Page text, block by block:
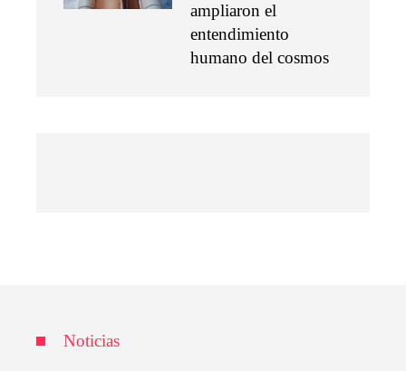
ampliaron el
entendimiento
humano del cosmos
Noticias